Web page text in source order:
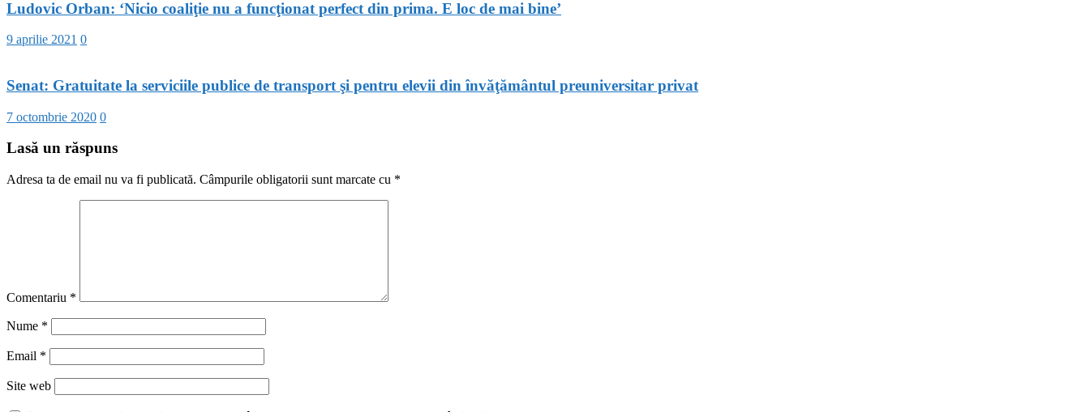
Ludovic Orban: ‘Nicio coaliţie nu a funcţionat perfect din prima. E loc de mai bine’
9 aprilie 2021 0
Senat: Gratuitate la serviciile publice de transport şi pentru elevii din învăţământul preuniversitar privat
7 octombrie 2020 0
Lasă un răspuns
Adresa ta de email nu va fi publicată. Câmpurile obligatorii sunt marcate cu *
Comentariu *
Nume *
Email *
Site web